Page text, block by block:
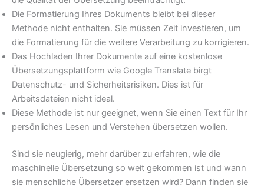
Die Formatierung Ihres Dokuments bleibt bei dieser
Methode nicht enthalten. Sie müssen Zeit investieren, um
die Formatierung für die weitere Verarbeitung zu korrigieren.
Das Hochladen Ihrer Dokumente auf eine kostenlose
Übersetzungsplattform wie Google Translate birgt
Datenschutz- und Sicherheitsrisiken. Dies ist für
Arbeitsdateien nicht ideal.
Diese Methode ist nur geeignet, wenn Sie einen Text für Ihr
persönliches Lesen und Verstehen übersetzen wollen.
Sind sie neugierig, mehr darüber zu erfahren, wie die
maschinelle Übersetzung so weit gekommen ist und wann
sie menschliche Übersetzer ersetzen wird? Dann finden sie